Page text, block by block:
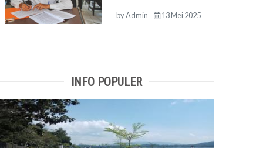
byAdmin 13 Mei 2025
INFO POPULER